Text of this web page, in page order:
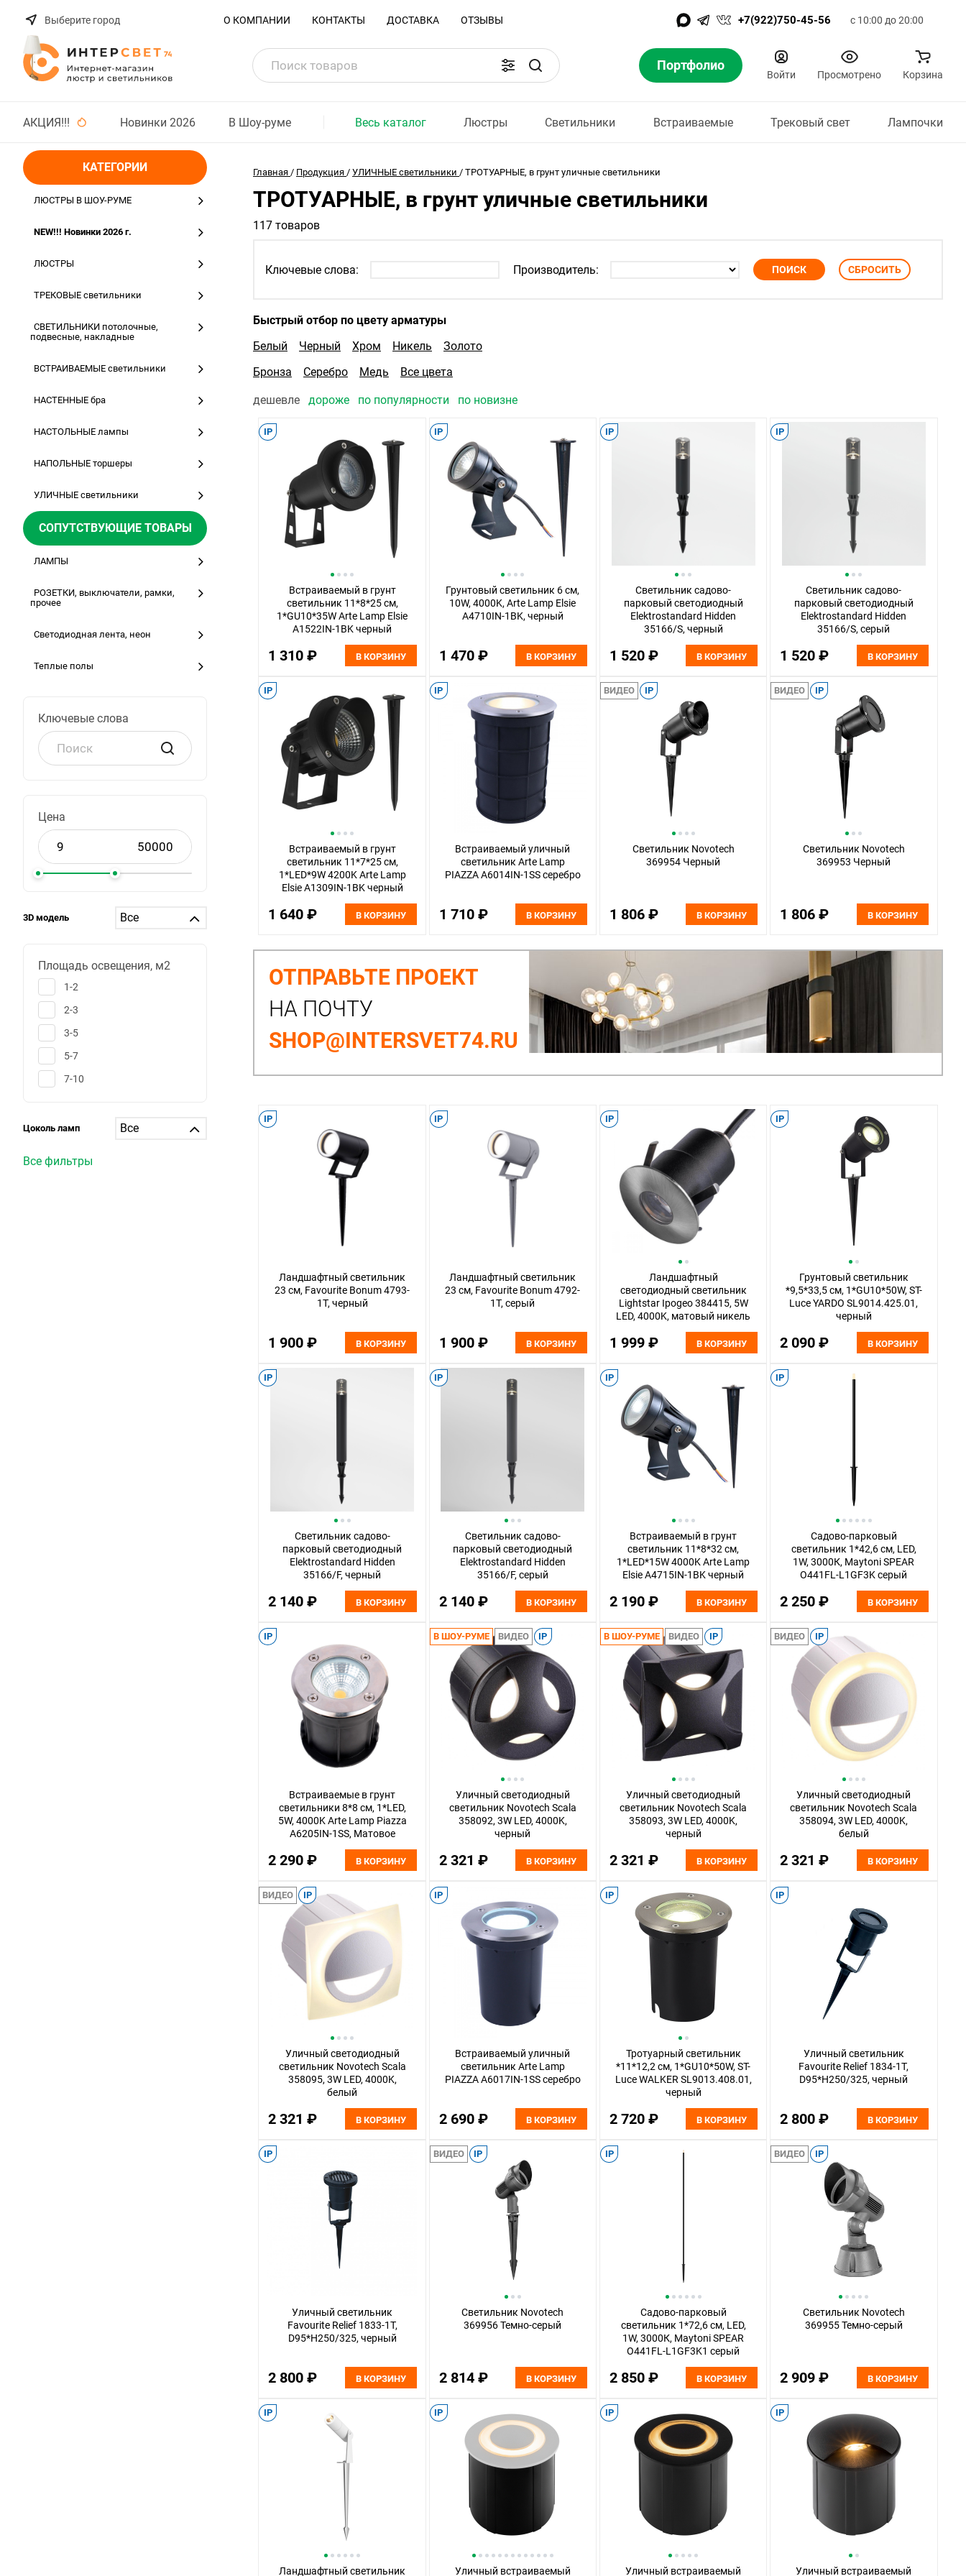
Выберите город О КОМПАНИИ КОНТАКТЫ ДОСТАВКА ОТЗЫВЫ +7(922)750-45-56 с 10:00 до 20:00
Портфолио
Войти Просмотрено Корзина
АКЦИЯ!!! Новинки 2026 В Шоу-руме Весь каталог Люстры Светильники Встраиваемые Трековый свет Лампочки
КАТЕГОРИИ
ЛЮСТРЫ В ШОУ-РУМЕ
NEW!!! Новинки 2026 г.
ЛЮСТРЫ
ТРЕКОВЫЕ светильники
СВЕТИЛЬНИКИ потолочные,
подвесные, накладные
ВСТРАИВАЕМЫЕ светильники
НАСТЕННЫЕ бра
НАСТОЛЬНЫЕ лампы
НАПОЛЬНЫЕ торшеры
УЛИЧНЫЕ светильники
СОПУТСТВУЮЩИЕ ТОВАРЫ
ЛАМПЫ
РОЗЕТКИ, выключатели, рамки,
прочее
Светодиодная лента, неон
Теплые полы
Ключевые слова
Цена
3D модель
Площадь освещения, м2
1-2
2-3
3-5
5-7
7-10
12-15
20-25
Цоколь ламп
Все фильтры
Главная / Продукция / УЛИЧНЫЕ светильники / ТРОТУАРНЫЕ, в грунт уличные светильники
ТРОТУАРНЫЕ, в грунт уличные светильники
117 товаров
Ключевые слова: Производитель:
Быстрый отбор по цвету арматуры
Белый
Черный Хром Никель
Золото
Бронза
Серебро Медь Все цвета
дешевле дороже по популярности по новизне
IP
Встраиваемый в грунт
светильник 11*8*25 cм,
1*GU10*35W Arte Lamp Elsie
A1522IN-1BK черный
1 310 ₽ В КОРЗИНУ
IP
Грунтовый светильник 6 см,
10W, 4000K, Arte Lamp Elsie
A4710IN-1BK, черный
1 470 ₽ В КОРЗИНУ
IP
Светильник садово-
парковый светодиодный
Elektrostandard Hidden
35166/S, черный
1 520 ₽ В КОРЗИНУ
IP
Светильник садово-
парковый светодиодный
Elektrostandard Hidden
35166/S, серый
1 520 ₽ В КОРЗИНУ
IP
Встраиваемый в грунт
светильник 11*7*25 см,
1*LED*9W 4200K Arte Lamp
Elsie A1309IN-1BK черный
1 640 ₽ В КОРЗИНУ
IP
Встраиваемый уличный
светильник Arte Lamp
PIAZZA A6014IN-1SS серебро
1 710 ₽ В КОРЗИНУ
ВИДЕО IP
Светильник Novotech
369954 Черный
1 806 ₽ В КОРЗИНУ
ВИДЕО IP
Светильник Novotech
369953 Черный
1 806 ₽ В КОРЗИНУ
ОТПРАВЬТЕ ПРОЕКТ
НА ПОЧТУ
SHOP@INTERSVET74.RU
IP
Ландшафтный светильник
23 см, Favourite Bonum 4793-
1T, черный
1 900 ₽ В КОРЗИНУ
IP
Ландшафтный светильник
23 см, Favourite Bonum 4792-
1T, серый
1 900 ₽ В КОРЗИНУ
IP
Ландшафтный
светодиодный светильник
Lightstar Ipogeo 384415, 5W
LED, 4000K, матовый никель
1 999 ₽ В КОРЗИНУ
IP
Грунтовый светильник
*9,5*33,5 см, 1*GU10*50W, ST-
Luce YARDO SL9014.425.01,
черный
2 090 ₽ В КОРЗИНУ
IP
Светильник садово-
парковый светодиодный
Elektrostandard Hidden
35166/F, черный
2 140 ₽ В КОРЗИНУ
IP
Светильник садово-
парковый светодиодный
Elektrostandard Hidden
35166/F, серый
2 140 ₽ В КОРЗИНУ
IP
Встраиваемый в грунт
светильник 11*8*32 см,
1*LED*15W 4000K Arte Lamp
Elsie A4715IN-1BK черный
2 190 ₽ В КОРЗИНУ
IP
Садово-парковый
светильник 1*42,6 см, LED,
1W, 3000К, Maytoni SPEAR
O441FL-L1GF3K серый
2 250 ₽ В КОРЗИНУ
IP
Встраиваемые в грунт
светильники 8*8 см, 1*LED,
5W, 4000K Arte Lamp Piazza
A6205IN-1SS, Матовое
2 290 ₽ В КОРЗИНУ
В ШОУ-РУМЕ ВИДЕО IP
Уличный светодиодный
светильник Novotech Scala
358092, 3W LED, 4000K,
черный
2 321 ₽ В КОРЗИНУ
В ШОУ-РУМЕ ВИДЕО IP
Уличный светодиодный
светильник Novotech Scala
358093, 3W LED, 4000K,
черный
2 321 ₽ В КОРЗИНУ
ВИДЕО IP
Уличный светодиодный
светильник Novotech Scala
358094, 3W LED, 4000K,
белый
2 321 ₽ В КОРЗИНУ
ВИДЕО IP
Уличный светодиодный
светильник Novotech Scala
358095, 3W LED, 4000K,
белый
2 321 ₽ В КОРЗИНУ
IP
Встраиваемый уличный
светильник Arte Lamp
PIAZZA A6017IN-1SS серебро
2 690 ₽ В КОРЗИНУ
IP
Тротуарный светильник
*11*12,2 см, 1*GU10*50W, ST-
Luce WALKER SL9013.408.01,
черный
2 720 ₽ В КОРЗИНУ
IP
Уличный светильник
Favourite Relief 1834-1T,
D95*H250/325, черный
2 800 ₽ В КОРЗИНУ
IP
Уличный светильник
Favourite Relief 1833-1T,
D95*H250/325, черный
2 800 ₽ В КОРЗИНУ
ВИДЕО IP
Светильник Novotech
369956 Темно-серый
2 814 ₽ В КОРЗИНУ
IP
Садово-парковый
светильник 1*72,6 см, LED,
1W, 3000К, Maytoni SPEAR
O441FL-L1GF3K1 серый
2 850 ₽ В КОРЗИНУ
ВИДЕО IP
Светильник Novotech
369955 Темно-серый
2 909 ₽ В КОРЗИНУ
IP
Ландшафтный светильник
IP
Уличный встраиваемый
IP
Уличный встраиваемый
IP
Уличный встраиваемый